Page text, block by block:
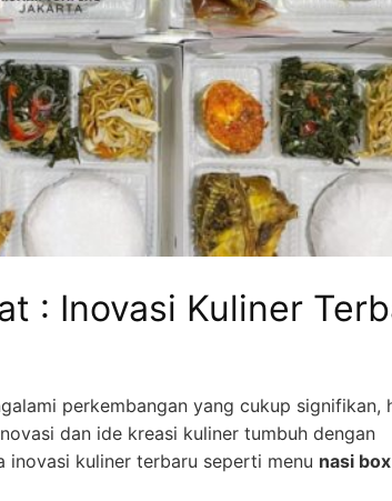
: Inovasi Kuliner
perkembangan yang cukup signifikan,
dan ide kreasi kuliner tumbuh dengan
inovasi kuliner terbaru seperti menu nasi box